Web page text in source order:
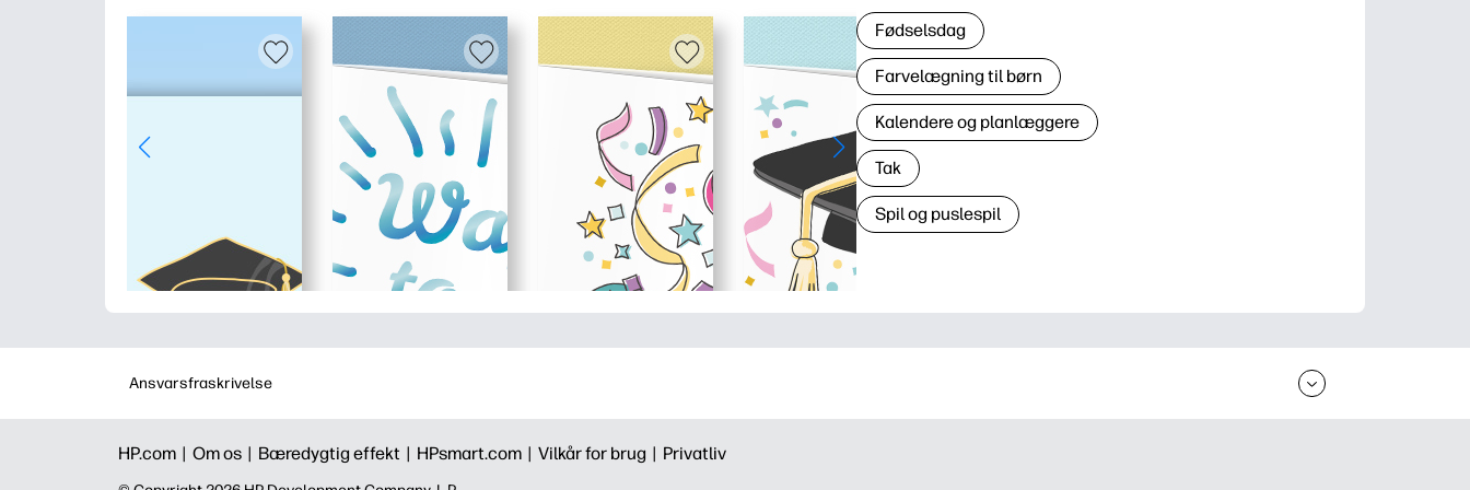
Fødselsdag
Farvelægning til børn
Kalendere og planlæggere
Tak
Spil og puslespil
Ansvarsfraskrivelse
HP.com | Om os | Bæredygtig effekt | HPsmart.com | Vilkår for brug | Privatliv